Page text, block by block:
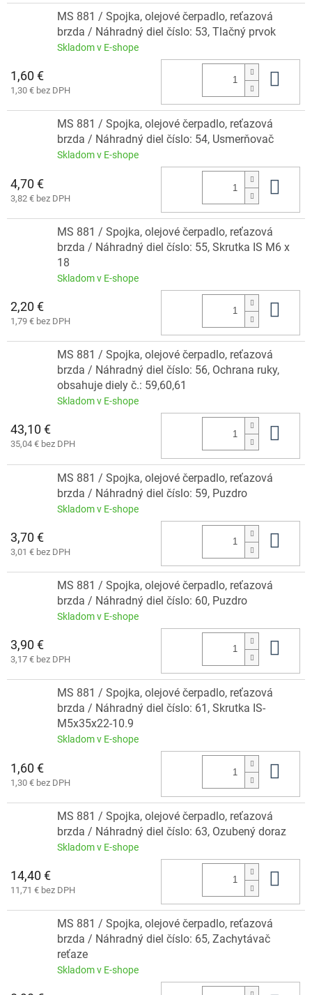
MS 881 / Spojka, olejové čerpadlo, reťazová
brzda / Náhradný diel číslo: 53, Tlačný prvok
Skladom v E-shope
1,60 €
1,30 € bez DPH
MS 881 / Spojka, olejové čerpadlo, reťazová
brzda / Náhradný diel číslo: 54, Usmerňovač
Skladom v E-shope
4,70 €
3,82 € bez DPH
MS 881 / Spojka, olejové čerpadlo, reťazová
brzda / Náhradný diel číslo: 55, Skrutka IS M6 x
18
Skladom v E-shope
2,20 €
1,79 € bez DPH
MS 881 / Spojka, olejové čerpadlo, reťazová
brzda / Náhradný diel číslo: 56, Ochrana ruky,
obsahuje diely č.: 59,60,61
Skladom v E-shope
43,10 €
35,04 € bez DPH
MS 881 / Spojka, olejové čerpadlo, reťazová
brzda / Náhradný diel číslo: 59, Puzdro
Skladom v E-shope
3,70 €
3,01 € bez DPH
MS 881 / Spojka, olejové čerpadlo, reťazová
brzda / Náhradný diel číslo: 60, Puzdro
Skladom v E-shope
3,90 €
3,17 € bez DPH
MS 881 / Spojka, olejové čerpadlo, reťazová
brzda / Náhradný diel číslo: 61, Skrutka IS-
M5x35x22-10.9
Skladom v E-shope
1,60 €
1,30 € bez DPH
MS 881 / Spojka, olejové čerpadlo, reťazová
brzda / Náhradný diel číslo: 63, Ozubený doraz
Skladom v E-shope
14,40 €
11,71 € bez DPH
MS 881 / Spojka, olejové čerpadlo, reťazová
brzda / Náhradný diel číslo: 65, Zachytávač
reťaze
Skladom v E-shope